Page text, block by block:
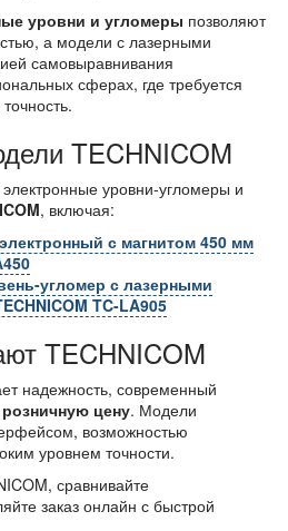
уровни и угломеры позволяют
а модели с лазерными
самовыравнивания
сферах, где требуется
TECHNICOM
уровни-угломеры и
, включая:
с магнитом 450 мм
угломер с лазерными
TC-LA905
TECHNICOM
надежность, современный
розничную цену. Модели
возможностью
уровнем точности.
сравнивайте
заказ онлайн с быстрой